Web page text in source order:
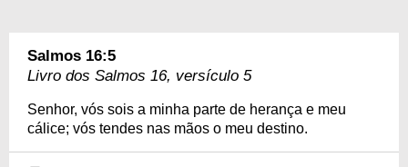
Salmos 16:5
Livro dos Salmos 16, versículo 5
Senhor, vós sois a minha parte de herança e meu
cálice; vós tendes nas mãos o meu destino.